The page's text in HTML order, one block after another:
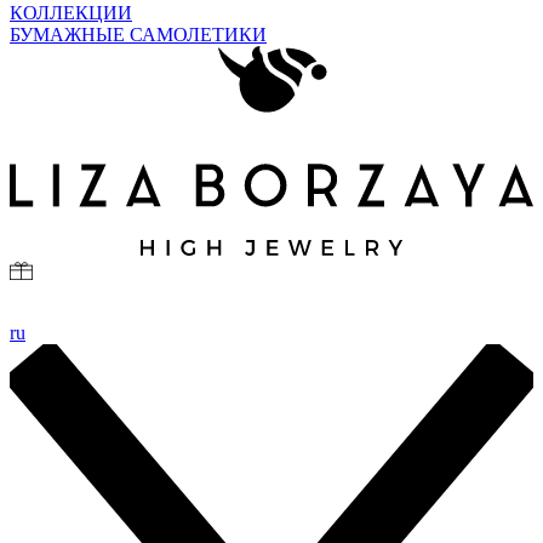
КОЛЛЕКЦИИ
БУМАЖНЫЕ САМОЛЕТИКИ
ru